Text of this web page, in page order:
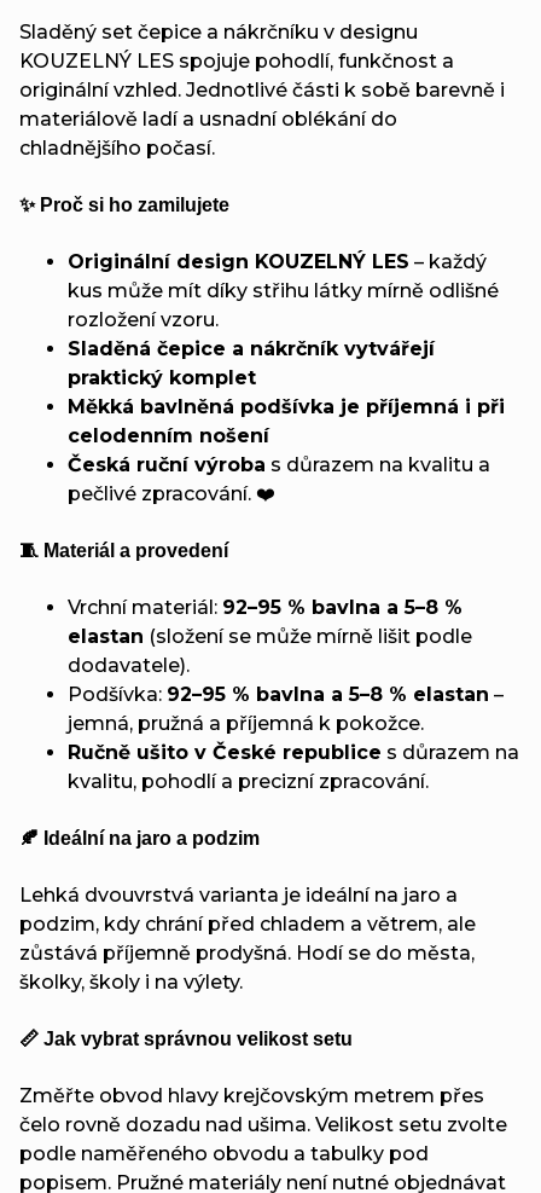
Sladěný set čepice a nákrčníku v designu
KOUZELNÝ LES spojuje pohodlí, funkčnost a
originální vzhled. Jednotlivé části k sobě barevně i
materiálově ladí a usnadní oblékání do
chladnějšího počasí.
✨ Proč si ho zamilujete
Originální design KOUZELNÝ LES – každý
kus může mít díky střihu látky mírně odlišné
rozložení vzoru.
Sladěná čepice a nákrčník vytvářejí
praktický komplet
Měkká bavlněná podšívka je příjemná i při
celodenním nošení
Česká ruční výroba s důrazem na kvalitu a
pečlivé zpracování. ❤️
🧵 Materiál a provedení
Vrchní materiál: 92–95 % bavlna a 5–8 %
elastan (složení se může mírně lišit podle
dodavatele).
Podšívka: 92–95 % bavlna a 5–8 % elastan –
jemná, pružná a příjemná k pokožce.
Ručně ušito v České republice s důrazem na
kvalitu, pohodlí a precizní zpracování.
🍂 Ideální na jaro a podzim
Lehká dvouvrstvá varianta je ideální na jaro a
podzim, kdy chrání před chladem a větrem, ale
zůstává příjemně prodyšná. Hodí se do města,
školky, školy i na výlety.
📏 Jak vybrat správnou velikost setu
Změřte obvod hlavy krejčovským metrem přes
čelo rovně dozadu nad ušima. Velikost setu zvolte
podle naměřeného obvodu a tabulky pod
popisem. Pružné materiály není nutné objednávat